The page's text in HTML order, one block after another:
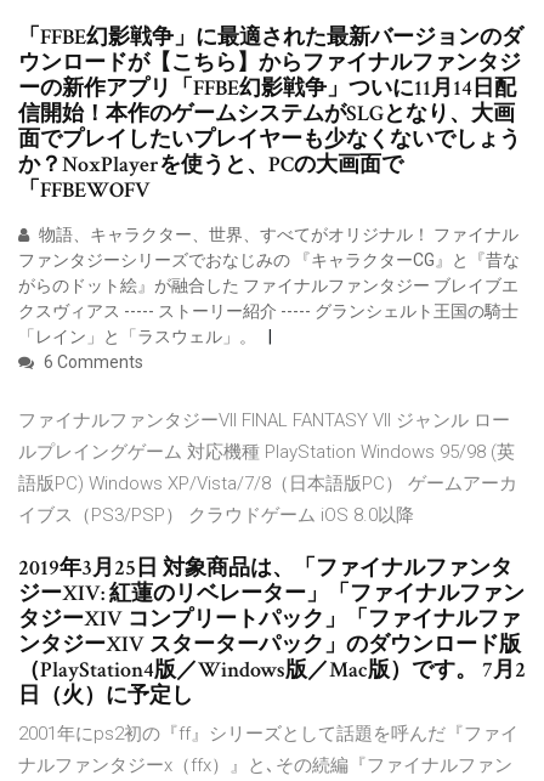
「FFBE幻影戦争」に最適された最新バージョンのダ
ウンロードが【こちら】からファイナルファンタジ
ーの新作アプリ「FFBE幻影戦争」ついに11月14日配
信開始！本作のゲームシステムがSLGとなり、大画
面でプレイしたいプレイヤーも少なくないでしょう
か？NoxPlayerを使うと、PCの大画面で
「FFBEWOFV
物語、キャラクター、世界、すべてがオリジナル！ ファイナル
ファンタジーシリーズでおなじみの 『キャラクターCG』と『昔な
がらのドット絵』が融合した ファイナルファンタジー ブレイブエ
クスヴィアス ----- ストーリー紹介 ----- グランシェルト王国の騎士
「レイン」と「ラスウェル」。
6 Comments
ファイナルファンタジーVII FINAL FANTASY VII ジャンル ロー
ルプレイングゲーム 対応機種 PlayStation Windows 95/98 (英
語版PC) Windows XP/Vista/7/8（日本語版PC） ゲームアーカ
イブス（PS3/PSP） クラウドゲーム iOS 8.0以降
2019年3月25日 対象商品は、「ファイナルファンタ
ジーXIV: 紅蓮のリベレーター」「ファイナルファン
タジーXIV コンプリートパック」「ファイナルファ
ンタジーXIV スターターパック」のダウンロード版
（PlayStation4版／Windows版／Mac版）です。 7月2
日（火）に予定し
2001年にps2初の『ff』シリーズとして話題を呼んだ『ファイ
ナルファンタジーx（ffx）』と､その続編『ファイナルファン